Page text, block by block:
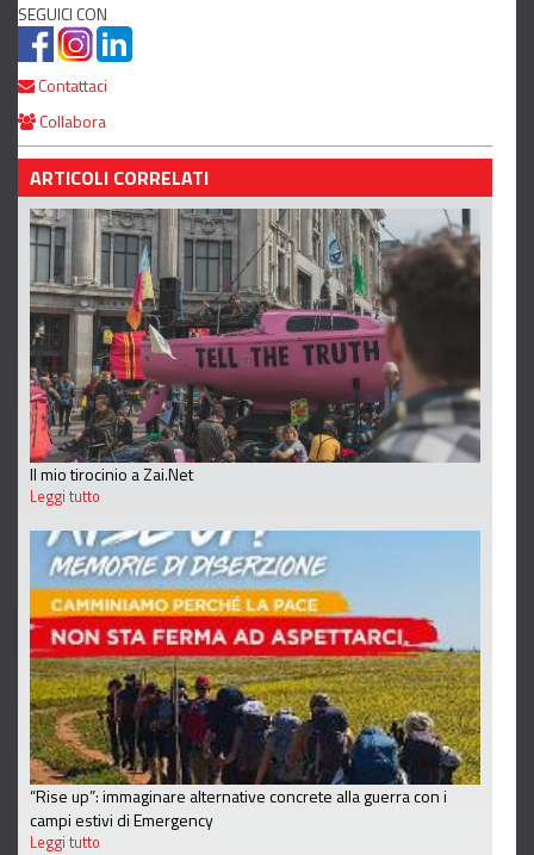
SEGUICI CON
Contattaci
Collabora
ARTICOLI CORRELATI
Il mio tirocinio a Zai.Net
Leggi tutto
“Rise up”: immaginare alternative concrete alla guerra con i
campi estivi di Emergency
Leggi tutto